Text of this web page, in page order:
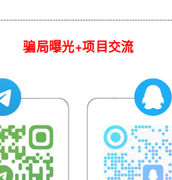
骗局曝光+项目交流